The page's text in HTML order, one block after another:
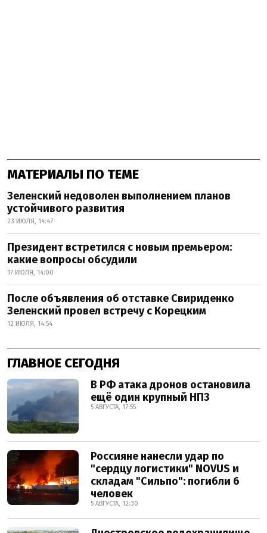
МАТЕРИАЛЫ ПО ТЕМЕ
Зеленский недоволен выполнением планов
устойчивого развития
23 ИЮЛЯ, 14:47
Президент встретился с новым премьером:
какие вопросы обсудили
17 ИЮЛЯ, 14:00
После объявления об отставке Свириденко
Зеленский провел встречу с Корецким
12 ИЮЛЯ, 14:54
ГЛАВНОЕ СЕГОДНЯ
В РФ атака дронов остановила
ещё один крупный НПЗ
5 АВГУСТА, 17:55
Россияне нанесли удар по
"сердцу логистики" NOVUS и
складам "Сильпо": погибли 6
человек
5 АВГУСТА, 12:30